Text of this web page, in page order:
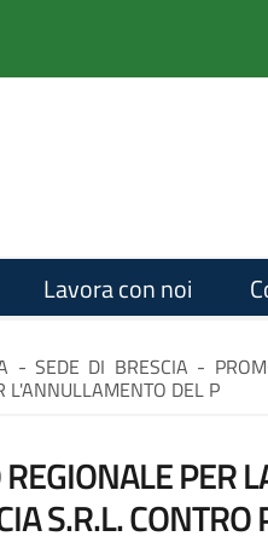
Lavora con noi
SEDE DI BRESCIA -
L'ANNULLAMENTO DEL P
PER
S.R.L.